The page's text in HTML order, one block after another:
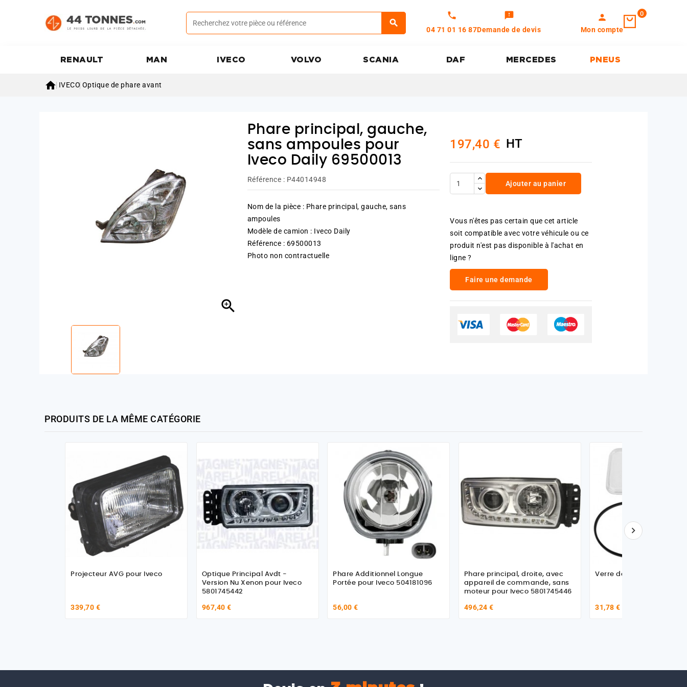
call
04 71 01 16 87
feedback
Demande de devis
person
Mon compte
0
RENAULT MAN IVECO VOLVO SCANIA DAF MERCEDES PNEUS
 IVECO Optique de phare avant

Phare principal, gauche,
sans ampoules pour
Iveco Daily 69500013
Référence : P44014948
Nom de la pièce : Phare principal, gauche, sans
ampoules
Modèle de camion : Iveco Daily
Référence : 69500013
Photo non contractuelle
197,40 € HT
Ajouter au panier
Vous n'êtes pas certain que cet article
soit compatible avec votre véhicule ou ce
produit n'est pas disponible à l'achat en
ligne ?
Faire une demande
PRODUITS DE LA MÊME CATÉGORIE
Projecteur AVG pour Iveco
339,70 €
Optique Principal Avdt -
Version Nu Xenon pour Iveco
5801745442
967,40 €
Phare Additionnel Longue
Portée pour Iveco 504181096
56,00 €
Phare principal, droite, avec
appareil de commande, sans
moteur pour Iveco 5801745446
496,24 €
Verre de phare G / D pour
31,78 €
